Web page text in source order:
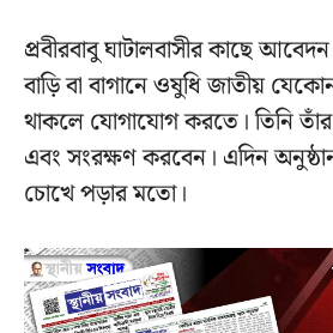
প্রবীরবাবু ঘাটালবাসীর কাছে
বাড়ি বা বাগানে ওষুধি জাতীয়
থাকলে যোগাযোগ করতে। তিনি
এবং সংরক্ষণ করবেন। এদিন
চোখে পড়ার মতো।